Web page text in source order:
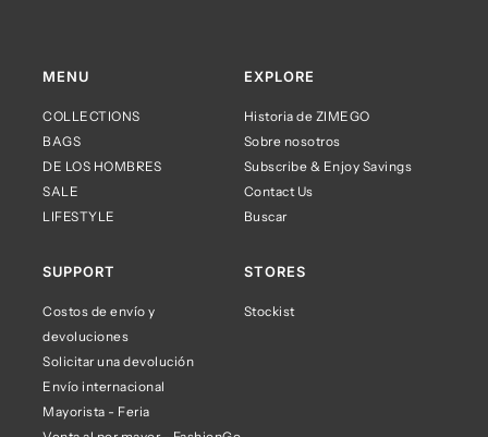
MENU
COLLECTIONS
BAGS
DE LOS HOMBRES
SALE
LIFESTYLE
EXPLORE
Historia de ZIMEGO
Sobre nosotros
Subscribe & Enjoy Savings
Contact Us
Buscar
SUPPORT
Costos de envío y
devoluciones
Solicitar una devolución
Envío internacional
Mayorista - Feria
STORES
Stockist